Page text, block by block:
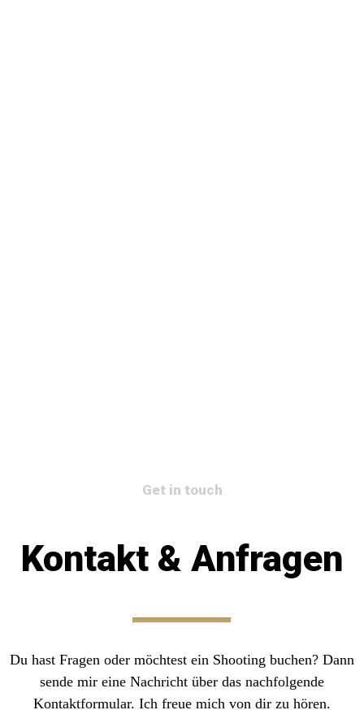
Get in touch
Kontakt & Anfragen
Du hast Fragen oder möchtest ein Shooting buchen? Dann
sende mir eine Nachricht über das nachfolgende
Kontaktformular. Ich freue mich von dir zu hören.